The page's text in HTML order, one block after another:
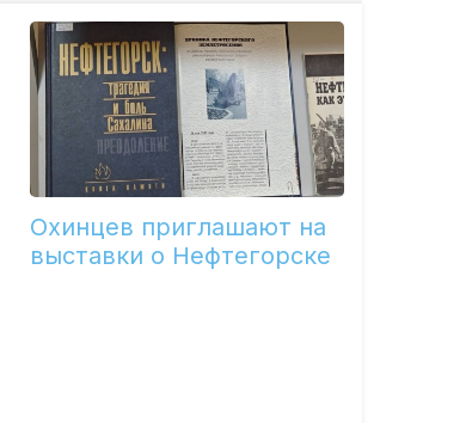
Охинцев приглашают на
выставки о Нефтегорске